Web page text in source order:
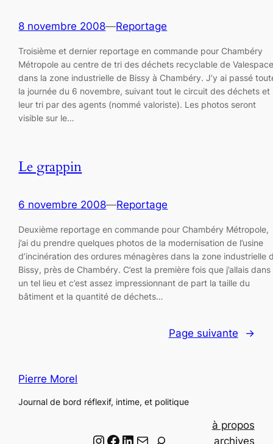
8 novembre 2008—Reportage
Troisième et dernier reportage en commande pour Chambéry
Métropole au centre de tri des déchets recyclable de
dans la zone industrielle de Bissy à Chambéry. J’y ai passé
la journée du 6 novembre, suivant tout le circuit des déchets et
leur tri par des agents (nommé valoriste). Les photos seront
visible sur le…
Le grappin
6 novembre 2008—Reportage
Deuxième reportage en commande pour Chambéry Métropole,
j’ai du prendre quelques photos de la modernisation de l’usine
d’incinération des ordures ménagères dans la zone industrielle
Bissy, près de Chambéry. C’est la première fois que j’allais dans
un tel lieu et c’est assez impressionnant de part la taille du
bâtiment et la quantité de déchets…
Page suivante →
Pierre Morel
Journal de bord réflexif, intime, et politique
Instagram Facebook LinkedIn Email
à propos
archives